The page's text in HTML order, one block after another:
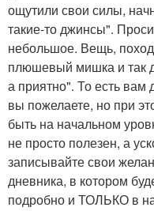
ощутили свои силы,
такие-то джинсы".
небольшое. Вещь,
плюшевый мишка и так
а приятно". То есть вам
вы пожелаете, но при
быть на начальном
не просто полезен, а
записывайте свои
дневника, в котором
подробно и ТОЛЬКО в